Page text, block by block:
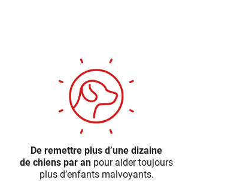
De remettre plus d’une dizaine
de chiens par an pour aider toujours
plus d’enfants malvoyants.